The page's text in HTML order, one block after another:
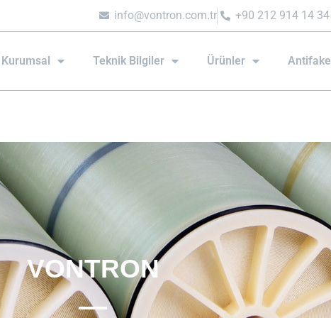
info@vontron.com.tr +90 212 914 14 34
Kurumsal Teknik Bilgiler Ürünler Antifake
VONTRON